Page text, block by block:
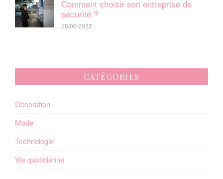
e
a
r
t
i
c
l
Comment choisir son entreprise de
sécurité ?
28/06/2022
CATÉGORIES
Décoration
Mode
Technologie
Vie quotidienne